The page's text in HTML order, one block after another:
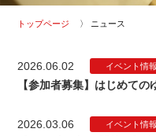
トップページ ニュース
2026.06.02 イベント情報
【参加者募集】はじめて
2026.03.06 イベント情報